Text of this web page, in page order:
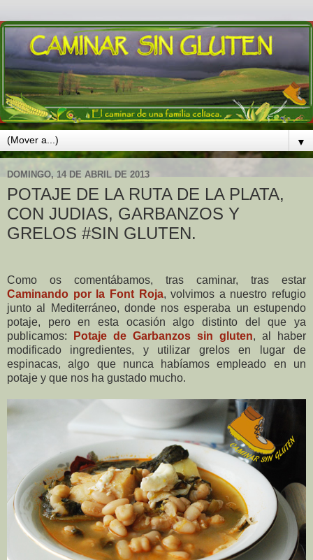
▼
DOMINGO, 14 DE ABRIL DE 2013
POTAJE DE LA RUTA DE LA PLATA,
CON JUDIAS, GARBANZOS Y
GRELOS #SIN GLUTEN.
Como os comentábamos, tras caminar, tras estar
Caminando por la Font Roja, volvimos a nuestro refugio
junto al Mediterráneo, donde nos esperaba un estupendo
potaje, pero en esta ocasión algo distinto del que ya
publicamos:
Potaje de Garbanzos sin gluten, al haber
modificado ingredientes, y utilizar grelos en lugar de
espinacas, algo que nunca habíamos empleado en un
potaje y que nos ha gustado mucho.